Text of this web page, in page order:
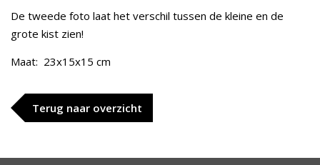
De tweede foto laat het verschil tussen de kleine en de
grote kist zien!
Maat: 23x15x15 cm
Terug naar overzicht